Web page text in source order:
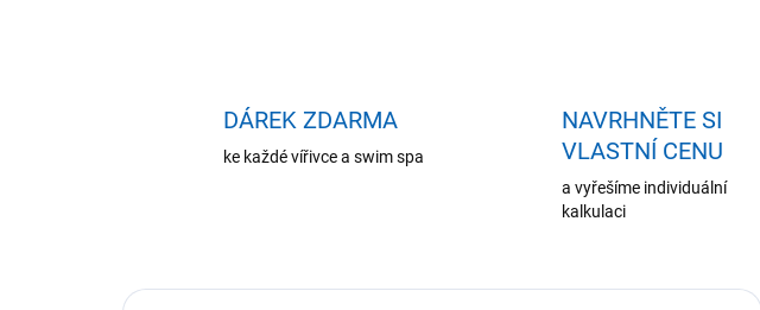
DÁREK ZDARMA
ke každé vířivce a swim spa
NAVRHNĚTE SI
VLASTNÍ CENU
a vyřešíme individuální
kalkulaci